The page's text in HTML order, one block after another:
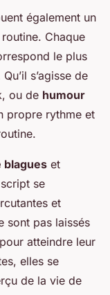
également un
Chaque
le plus
s’agisse de
ou de humour
propre rythme et
blagues et
se
et
sont pas laissés
atteindre leur
elles se
de la vie de